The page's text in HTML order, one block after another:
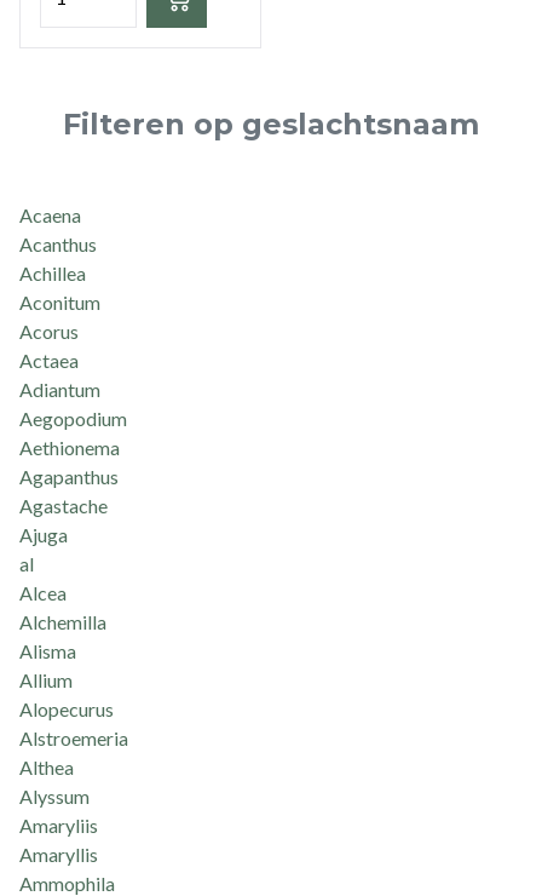
Filteren op geslachtsnaam
Acaena
Acanthus
Achillea
Aconitum
Acorus
Actaea
Adiantum
Aegopodium
Aethionema
Agapanthus
Agastache
Ajuga
al
Alcea
Alchemilla
Alisma
Allium
Alopecurus
Alstroemeria
Althea
Alyssum
Amaryliis
Amaryllis
Ammophila